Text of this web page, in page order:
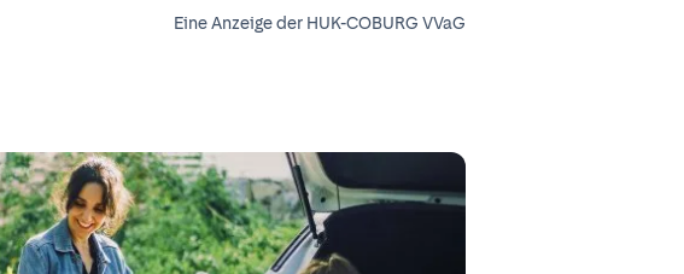
Eine Anzeige der HUK-COBURG VVaG